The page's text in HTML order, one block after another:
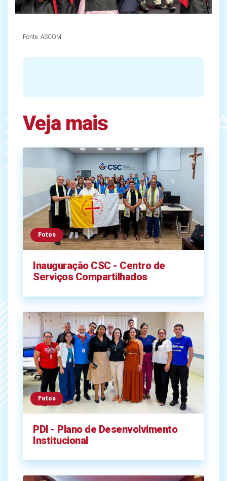
Fonte: ASCOM
Veja mais
Fotos
Inauguração CSC - Centro de
Serviços Compartilhados
Fotos
PDI - Plano de Desenvolvimento
Institucional